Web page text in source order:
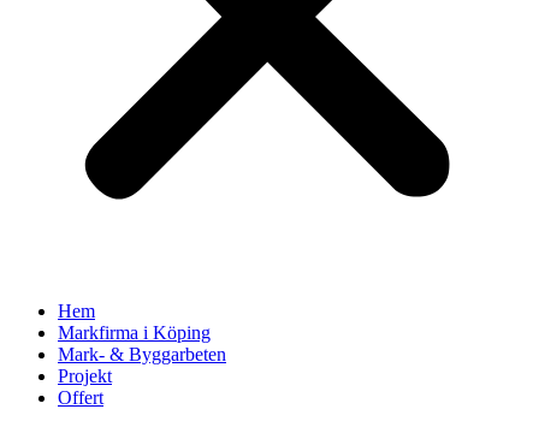
Hem
Markfirma i Köping
Mark- & Byggarbeten
Projekt
Offert